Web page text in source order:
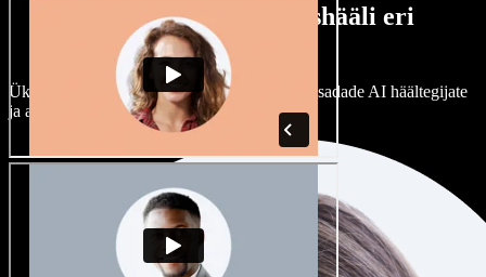
Lai valik mees- ja naishääli eri
aktsentidega
Ükski projekt ei pea kõlama ühtemoodi. Vali sadade AI häältegijate
ja aktsentide hulgast ning kohanda neid.